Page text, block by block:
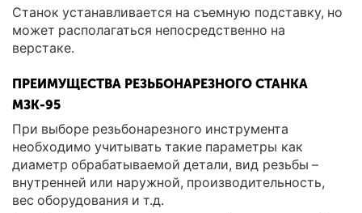
Станок устанавливается на съемную подставку, но
может располагаться непосредственно на
верстаке.
ПРЕИМУЩЕСТВА РЕЗЬБОНАРЕЗНОГО СТАНКА
МЗК-95
При выборе резьбонарезного инструмента
необходимо учитывать такие параметры как
диаметр обрабатываемой детали, вид резьбы –
внутренней или наружной, производительность,
вес оборудования и т.д.